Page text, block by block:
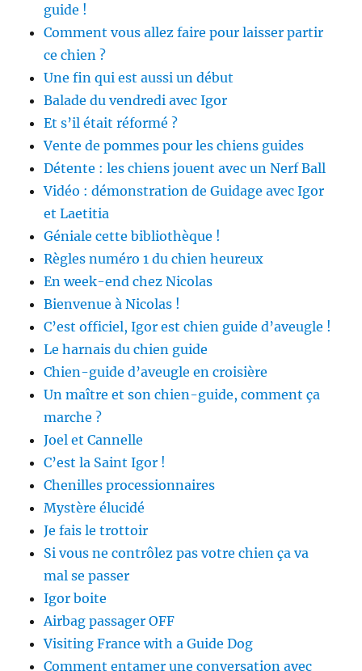
guide !
Comment vous allez faire pour laisser partir
ce chien ?
Une fin qui est aussi un début
Balade du vendredi avec Igor
Et s’il était réformé ?
Vente de pommes pour les chiens guides
Détente : les chiens jouent avec un Nerf Ball
Vidéo : démonstration de Guidage avec Igor
et Laetitia
Géniale cette bibliothèque !
Règles numéro 1 du chien heureux
En week-end chez Nicolas
Bienvenue à Nicolas !
C’est officiel, Igor est chien guide d’aveugle !
Le harnais du chien guide
Chien-guide d’aveugle en croisière
Un maître et son chien-guide, comment ça
marche ?
Joel et Cannelle
C’est la Saint Igor !
Chenilles processionnaires
Mystère élucidé
Je fais le trottoir
Si vous ne contrôlez pas votre chien ça va
mal se passer
Igor boite
Airbag passager OFF
Visiting France with a Guide Dog
Comment entamer une conversation avec